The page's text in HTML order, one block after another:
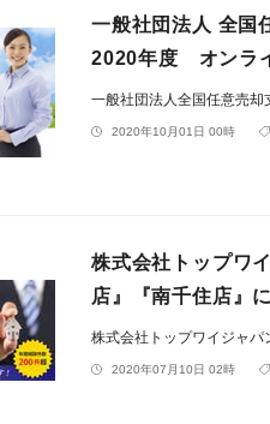
一般社団法人 全国
2020年度 オンラ
一般社団法人全国任意売却
2020年10月01日 00時
株式会社トップワ
店』『南千住店』
株式会社トップワイジャパ
2020年07月10日 02時